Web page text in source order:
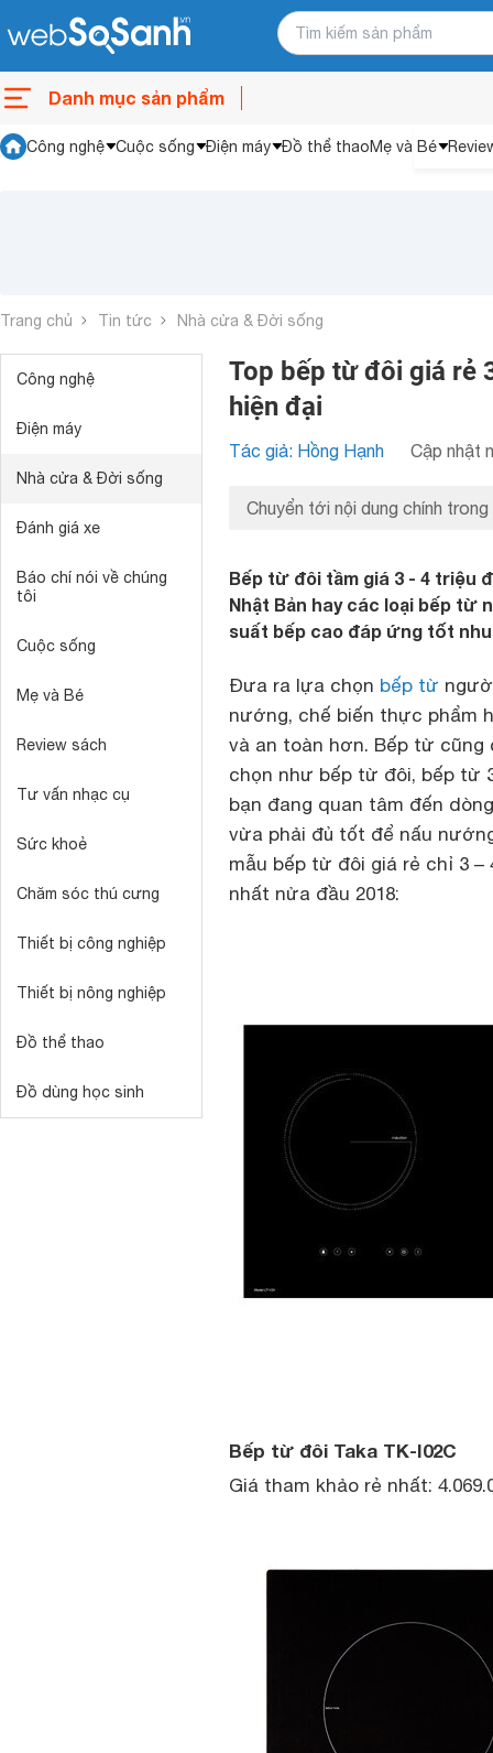
Danh mục sản phẩm
Công nghệ Cuộc sống Điện máy Đồ thể thaoMẹ và Bé
Trang chủ Tin tức Nhà cửa & Đời sống
Công nghệ
Điện máy
Nhà cửa & Đời sống
Đánh giá xe
Báo chí nói về chúng
tôi
Cuộc sống
Mẹ và Bé
Review sách
Tư vấn nhạc cụ
Sức khoẻ
Chăm sóc thú cưng
Thiết bị công nghiệp
Thiết bị nông nghiệp
Đồ thể thao
Đồ dùng học sinh
Top bếp từ đôi giá rẻ
hiện đại
Tác giả: Hồng Hạnh Cập nhật
Chuyển tới nội dung chính trong
Bếp từ đôi tầm giá 3 - 4 triệu
Nhật Bản hay các loại bếp
suất bếp cao đáp ứng tốt
Đưa ra lựa chọn bếp từ
nướng, chế biến thực phẩm
và an toàn hơn. Bếp từ cũng
chọn như bếp từ đôi, bếp từ
bạn đang quan tâm đến
vừa phải đủ tốt để nấu
mẫu bếp từ đôi giá rẻ chỉ 3 –
nhất nửa đầu 2018:
Bếp từ đôi Taka TK-I02C
Giá tham khảo rẻ nhất: